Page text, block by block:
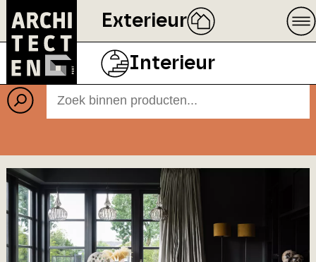
Exterieur
Interieur
Producten